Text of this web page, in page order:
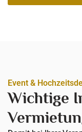
Event &
Wichtige